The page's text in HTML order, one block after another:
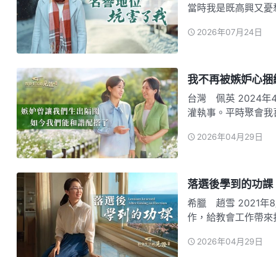
當時我是既高興又
提出的問題我不能及
2026年07月24日
我不再被嫉妒心捆
台灣 佩英 2024年4月，我接受了全能神的末世作工，没多久就在教會擔任了澆
灌執事。平時聚會
會問我一些問題，我
2026年04月29日
落選後學到的功課
希臘 趙雪 2021年8月，我因做帶領期間處處維護自己的名譽地位，不作實際工
作，給教會工作帶
神實際地付代價解决
2026年04月29日